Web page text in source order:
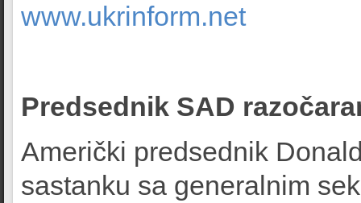
www.ukrinform.net
Predsednik SAD
Američki predsednik
sastanku sa generalnim